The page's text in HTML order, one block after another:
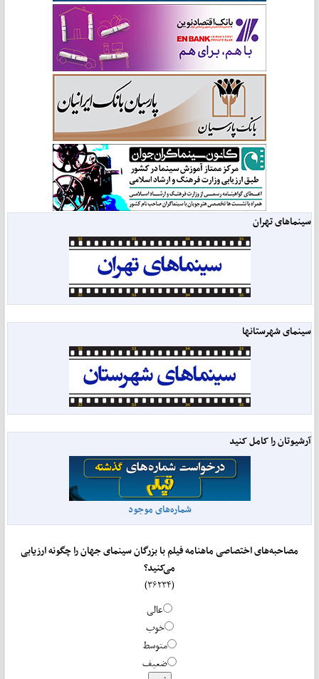
سینماهای تهران
سینمای شهرستانها
آرشیوتان را کامل کنید
شماره‌های موجود
مصاحبه‌های اختصاصی ماهنامه فیلم با بزرگان سینمای جهان را چگونه ارزیابی
می‌کنید؟
(۳۶۲۳۴)
عالی
خوب
متوسط
ضعیف